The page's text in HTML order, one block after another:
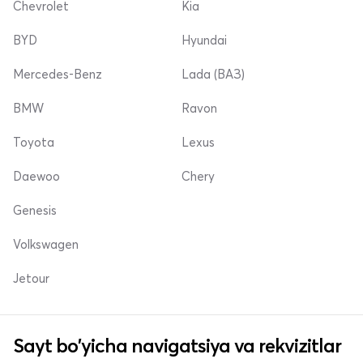
Chevrolet
BYD
Mercedes-Benz
Kia
Hyundai
Lada (ВАЗ)
BMW
Toyota
Daewoo
Ravon
Lexus
Chery
Genesis
Volkswagen
Jetour
Sayt bo'yicha navigatsiya va rekvizitlar